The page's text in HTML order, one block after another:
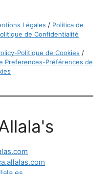
Légales / Política de
de Confidentialité
Politique de Cookies /
Preferences-Préférences de